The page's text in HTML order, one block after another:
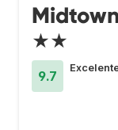
★★
9.7